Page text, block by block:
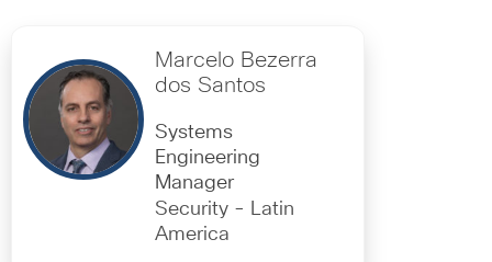
Marcelo Bezerra
dos Santos
Systems
Engineering
Manager
Security - Latin
America